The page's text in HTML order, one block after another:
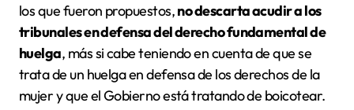
los que fueron propuestos,no descarta acudir a los
tribunales en defensa del derecho fundamental de
huelga, más si cabe teniendo en cuenta de que se
trata de un huelga en defensa de los derechos de la
mujer y que el Gobierno está tratando de boicotear.